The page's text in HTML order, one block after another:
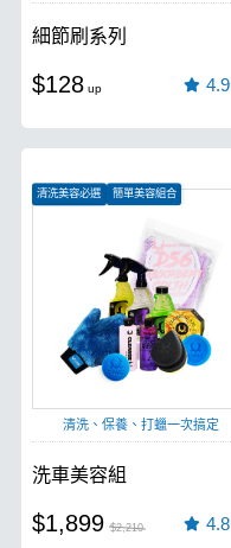
細節刷系列
$128 4.9
清洗美容必選
簡單美容組合
清洗、保養、打蠟一次搞定
洗車美容組
$1,899 $2,210 4.8